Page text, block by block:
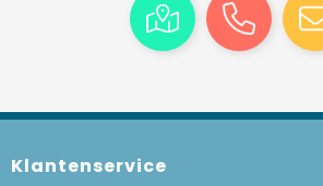
Klantenservice